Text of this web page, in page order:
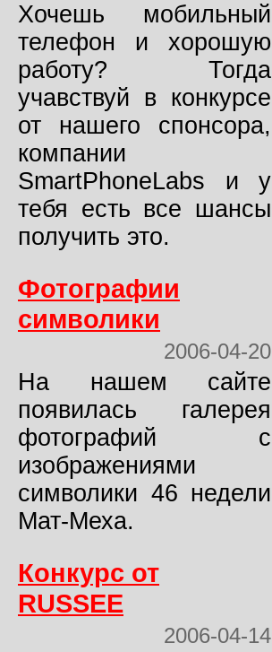
Хочешь мобильный
телефон и хорошую
работу? Тогда
учавствуй в конкурсе
от нашего спонсора,
компании
SmartPhoneLabs и у
тебя есть все шансы
получить это.
Фотографии
символики
2006-04-20
На нашем сайте
появилась галерея
фотографий с
изображениями
символики 46 недели
Мат-Меха.
Конкурс от
RUSSEE
2006-04-14